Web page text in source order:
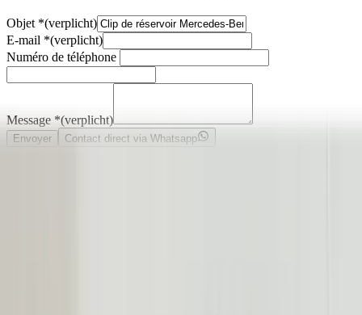
Objet *(verplicht)
E-mail *(verplicht)
Numéro de téléphone
Message *(verplicht)
Envoyer Contact direct via Whatsapp